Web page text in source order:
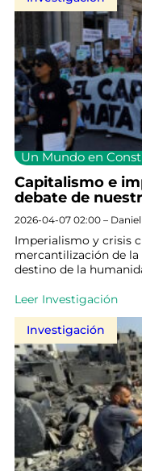
Un Mundo en
Capitalismo e
debate de
2026-04-07 02:00 –
Imperialismo y crisis
mercantilización de la
destino de la
Leer Investigación
Investigación